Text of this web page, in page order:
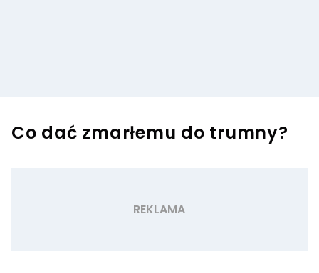
Co dać zmarłemu do trumny?